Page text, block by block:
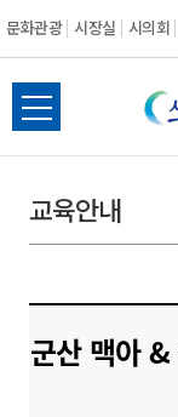
문화관광 시장실 시의회
전
체
뉴
열
교육안내
군산 맥아